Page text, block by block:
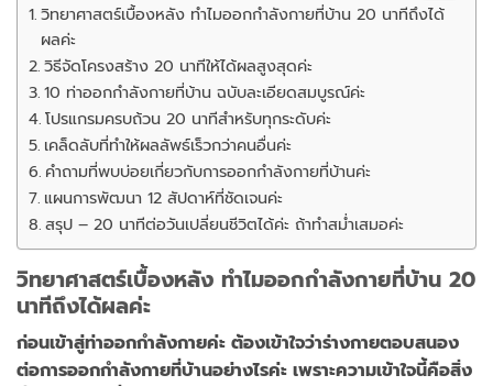
วิทยาศาสตร์เบื้องหลัง ทำไมออกกำลังกายที่บ้าน 20 นาทีถึงได้
ผลค่ะ
วิธีจัดโครงสร้าง 20 นาทีให้ได้ผลสูงสุดค่ะ
10 ท่าออกกำลังกายที่บ้าน ฉบับละเอียดสมบูรณ์ค่ะ
โปรแกรมครบถ้วน 20 นาทีสำหรับทุกระดับค่ะ
เคล็ดลับที่ทำให้ผลลัพธ์เร็วกว่าคนอื่นค่ะ
คำถามที่พบบ่อยเกี่ยวกับการออกกำลังกายที่บ้านค่ะ
แผนการพัฒนา 12 สัปดาห์ที่ชัดเจนค่ะ
สรุป – 20 นาทีต่อวันเปลี่ยนชีวิตได้ค่ะ ถ้าทำสม่ำเสมอค่ะ
วิทยาศาสตร์เบื้องหลัง ทำไมออกกำลังกายที่บ้าน 20
นาทีถึงได้ผลค่ะ
ก่อนเข้าสู่ท่าออกกำลังกายค่ะ ต้องเข้าใจว่าร่างกายตอบสนอง
ต่อการออกกำลังกายที่บ้านอย่างไรค่ะ เพราะความเข้าใจนี้คือสิ่ง